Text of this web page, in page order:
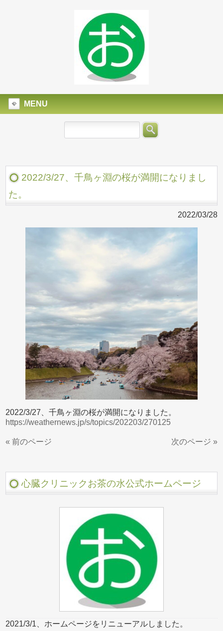
MENU
2022/3/27、千鳥ヶ淵の桜が満開になりまし
た。
2022/03/28
2022/3/27、千鳥ヶ淵の桜が満開になりました。
https://weathernews.jp/s/topics/202203/270125
« 前のページ 次のページ »
心臓クリニックお茶の水公式ホームページ
2021/3/1、ホームページをリニューアルしました。